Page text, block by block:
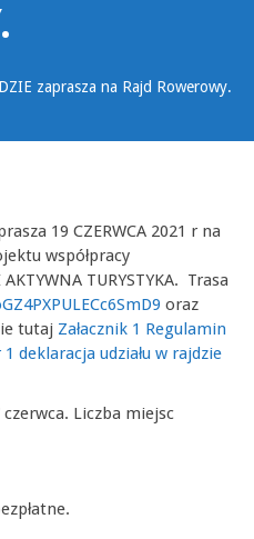
zaprasza na Rajd Rowerowy.
19 CZERWCA 2021 r na
współpracy
TURYSTYKA. Trasa
oraz
tutaj Załacznik 1 Regulamin
deklaracja udziału w rajdzie
czerwca. Liczba miejsc